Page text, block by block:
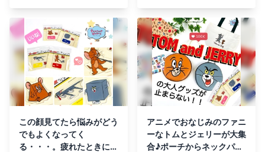
この顔見てたら悩みがどう
でもよくなってく
る・・・。疲れたときに癒
アニメでおなじみのファニ
ーなトムとジェリーが大集
合♪ポーチからネックパー